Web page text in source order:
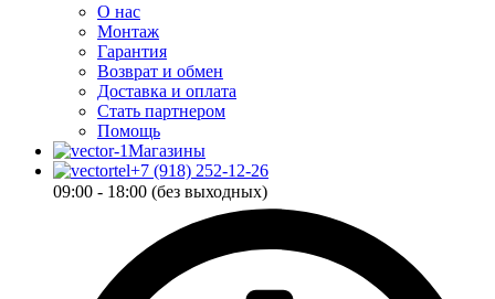
О нас
Монтаж
Гарантия
Возврат и обмен
Доставка и оплата
Стать партнером
Помощь
Магазины
+7 (918) 252-12-26
09:00 - 18:00 (без выходных)